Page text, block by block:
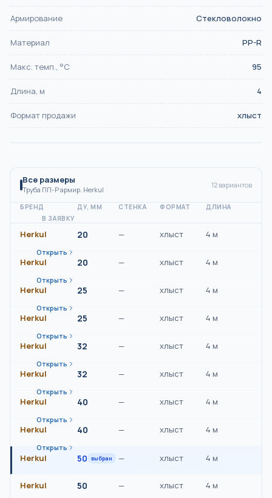
Армирование Стекловолокно
Материал PP-R
Макс. темп., °С 95
Длина, м 4
Формат продажи хлыст
Все размеры
Труба ПП-Р армир. Herkul
12 вариантов
БРЕНД ДУ, ММ СТЕНКА ФОРМАТ
ДЛИНА
В ЗАЯВКУ
Herkul 20 — хлыст 4 м
Открыть
Herkul 20 — хлыст 4 м
Открыть
Herkul 25 — хлыст 4 м
Открыть
Herkul 25 — хлыст 4 м
Открыть
Herkul 32 — хлыст 4 м
Открыть
Herkul 32 — хлыст 4 м
Открыть
Herkul 40 — хлыст 4 м
Открыть
Herkul 40 — хлыст 4 м
Открыть
Herkul 50 выбран — хлыст 4 м
Herkul 50 — хлыст 4 м